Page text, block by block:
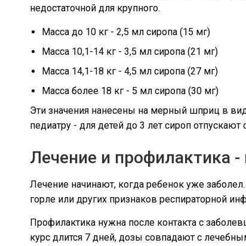
недостаточной для крупного.
Масса до 10 кг - 2,5 мл сиропа (15 мг)
Масса 10,1-14 кг - 3,5 мл сиропа (21 мг)
Масса 14,1-18 кг - 4,5 мл сиропа (27 мг)
Масса более 18 кг - 5 мл сиропа (30 мг)
Эти значения нанесены на мерный шприц в
педиатру - для детей до 3 лет сироп отпускают
Лечение и профилактика -
Лечение начинают, когда ребенок уже
горле или других признаков респираторной
Профилактика нужна после контакта с
курс длится 7 дней, дозы совпадают с